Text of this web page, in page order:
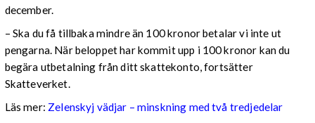
december.
– Ska du få tillbaka mindre än 100 kronor betalar vi inte ut
pengarna. När beloppet har kommit upp i 100 kronor kan du
begära utbetalning från ditt skattekonto, fortsätter
Skatteverket.
Läs mer: Zelenskyj vädjar – minskning med två tredjedelar